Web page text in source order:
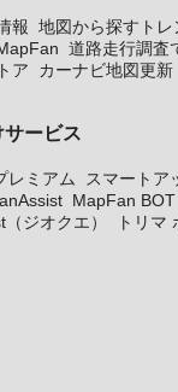
報 地図から探すトレ
道路走行調査
ア
カーナビ地図更新
ービス
レミアム
スマートア
MapFan BOT
ジオクエ）
トリマ